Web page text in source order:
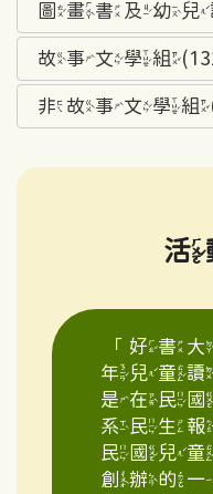
圖畫書及幼兒
故事文學組
非故事文學組
活
「好書
年兒童
是在民
系民生
民國兒
創辦的